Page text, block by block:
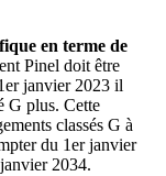
en terme de
Pinel doit être
janvier 2023 il
G plus. Cette
classés G à
du 1er janvier
2034.